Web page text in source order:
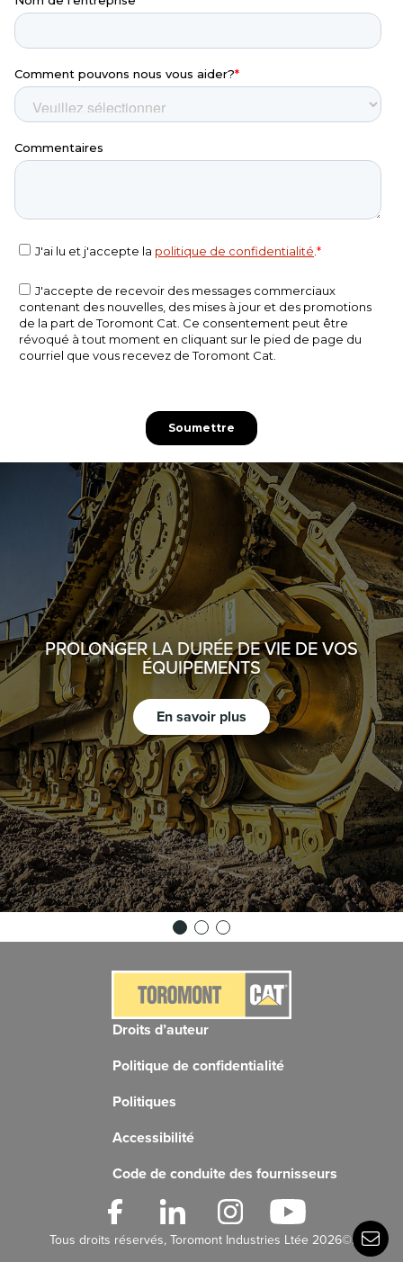
PROLONGER LA DURÉE DE VIE DE VOS
ÉQUIPEMENTS
En savoir plus
Tous droits réservés, Toromont Industries Ltée 2026©.
Droits d’auteur
Politique de confidentialité
Politiques
Accessibilité
Code de conduite des fournisseurs